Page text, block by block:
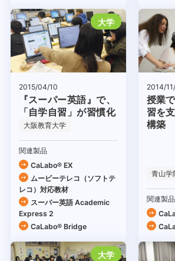
大学
2015/04/10
『スーパー英語』で、
「自学自習」が習慣化
大阪教育大学
関連製品
CaLabo® EX
ムービーテレコ（ソフトテ
レコ）対応教材
スーパー英語 Academic
Express 2
CaLabo® Bridge
2014/
授業
習を
構築
青山学
関連製品
大学